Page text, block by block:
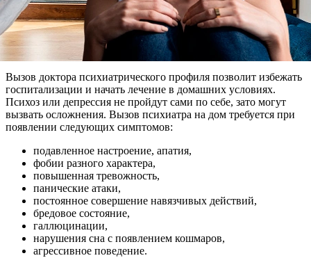
Вызов доктора психиатрического профиля позволит избежать
госпитализации и начать лечение в домашних условиях.
Психоз или депрессия не пройдут сами по себе, зато могут
вызвать осложнения. Вызов психиатра на дом требуется при
появлении следующих симптомов:
подавленное настроение, апатия,
фобии разного характера,
повышенная тревожность,
панические атаки,
постоянное совершение навязчивых действий,
бредовое состояние,
галлюцинации,
нарушения сна с появлением кошмаров,
агрессивное поведение.